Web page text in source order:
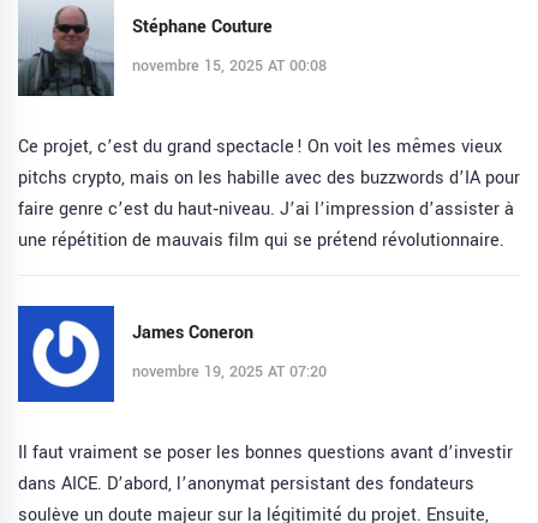
Stéphane Couture
novembre 15, 2025 AT 00:08
Ce projet, c’est du grand spectacle ! On voit les mêmes vieux
pitchs crypto, mais on les habille avec des buzzwords d’IA pour
faire genre c’est du haut‑niveau. J’ai l’impression d’assister à
une répétition de mauvais film qui se prétend révolutionnaire.
James Coneron
novembre 19, 2025 AT 07:20
Il faut vraiment se poser les bonnes questions avant d’investir
dans AICE. D’abord, l’anonymat persistant des fondateurs
soulève un doute majeur sur la légitimité du projet. Ensuite,